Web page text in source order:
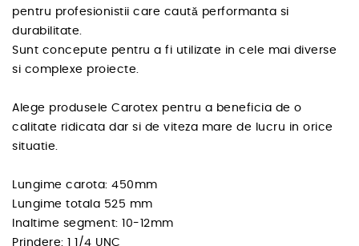
pentru profesionistii care caută performanta si
durabilitate.
Sunt concepute pentru a fi utilizate in cele mai diverse
si complexe proiecte.
Alege produsele Carotex pentru a beneficia de o
calitate ridicata dar si de viteza mare de lucru in orice
situatie.
Lungime carota: 450mm
Lungime totala 525 mm
Inaltime segment: 10-12mm
Prindere: 1 1/4 UNC